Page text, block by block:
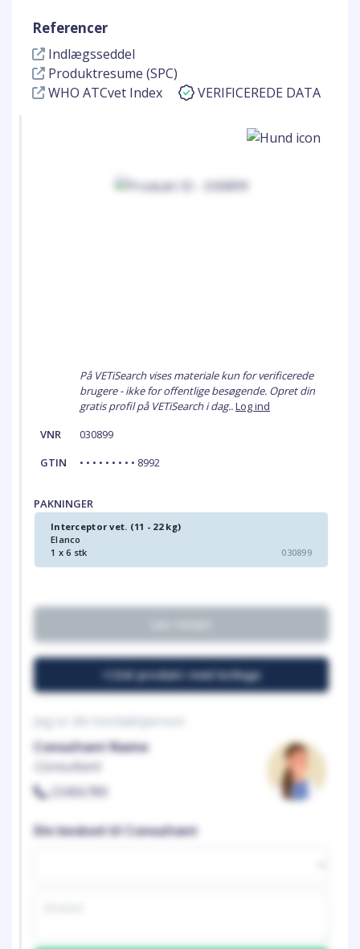
Referencer
Indlægsseddel
Produktresume (SPC)
WHO ATCvet Index
VERIFICEREDE DATA
På VETiSearch vises materiale kun for verificerede
brugere - ikke for offentlige besøgende. Opret din
gratis profil på VETiSearch i dag..Log ind
VNR
030899
GTIN
• • • • • • • • • 8992
PAKNINGER
Interceptor vet. (11 - 22 kg)
Elanco
1 x 6 stk
030899
Del produkt med kollega
Jeg er din kontaktperson
Consultant Name
Consultant
23456789
Din besked til Consultant